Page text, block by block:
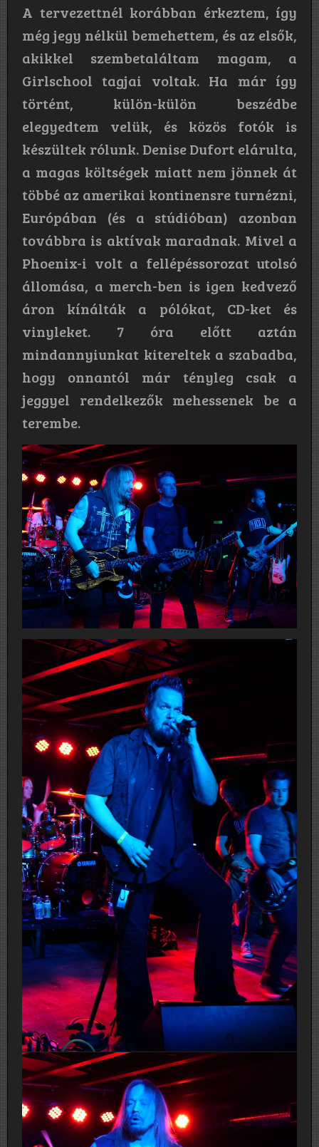
A tervezettnél korábban érkeztem, így
még jegy nélkül bemehettem, és az elsők,
akikkel szembetaláltam magam, a
Girlschool tagjai voltak. Ha már így
történt, külön-külön beszédbe
elegyedtem velük, és közös fotók is
készültek rólunk. Denise Dufort elárulta,
a magas költségek miatt nem jönnek át
többé az amerikai kontinensre turnézni,
Európában (és a stúdióban) azonban
továbbra is aktívak maradnak. Mivel a
Phoenix-i volt a fellépéssorozat utolsó
állomása, a merch-ben is igen kedvező
áron kínálták a pólókat, CD-ket és
vinyleket. 7 óra előtt aztán
mindannyiunkat kitereltek a szabadba,
hogy onnantól már tényleg csak a
jeggyel rendelkezők mehessenek be a
terembe.